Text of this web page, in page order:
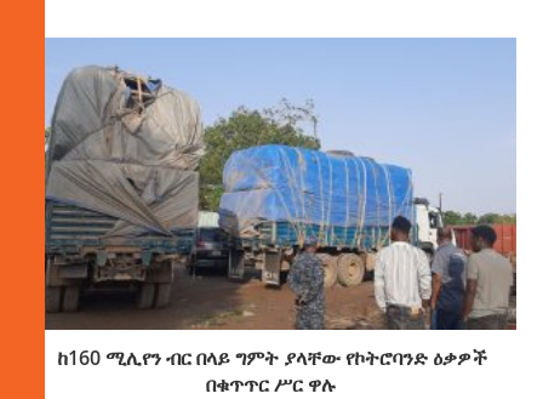
ከ160 ሚሊየን ብር በላይ ግምት ያላቸው የኮትሮባንድ ዕቃዎች
በቁጥጥር ሥር ዋሉ